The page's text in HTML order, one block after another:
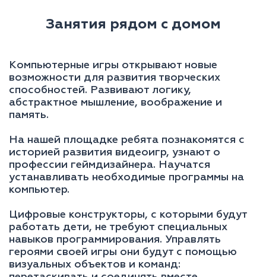
Занятия рядом с домом
Компьютерные игры открывают новые
возможности для развития творческих
способностей. Развивают логику,
абстрактное мышление, воображение и
память.
На нашей площадке ребята познакомятся с
историей развития видеоигр, узнают о
профессии геймдизайнера. Научатся
устанавливать необходимые программы на
компьютер.
Цифровые конструкторы, с которыми будут
работать дети, не требуют специальных
навыков программирования. Управлять
героями своей игры они будут с помощью
визуальных объектов и команд: